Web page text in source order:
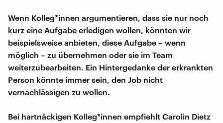
Wenn Kolleg*innen argumentieren, dass sie nur noch
kurz eine Aufgabe erledigen wollen, könnten wir
beispielsweise anbieten, diese Aufgabe – wenn
möglich – zu übernehmen oder sie im Team
weiterzubearbeiten. Ein Hintergedanke der erkrankten
Person könnte immer sein, den Job nicht
vernachlässigen zu wollen.
Bei hartnäckigen Kolleg*innen empfiehlt Carolin Dietz